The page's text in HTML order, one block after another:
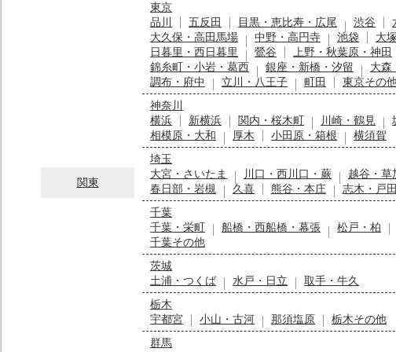
関東
東京
品川
五反田 目黒・恵比寿・広尾 渋谷
大久保・高田馬場
中野・高円寺 池袋 大
日暮里・西日暮里
鶯谷 上野・秋葉原・神田
錦糸町・小岩・葛西
銀座・新橋・汐留 大森
調布・府中
立川・八王子 町田
東京その
神奈川
横浜
新横浜 関内・桜木町 川崎・鶴見
相模原・大和
厚木 小田原・箱根
横須賀
埼玉
大宮・さいたま
川口・西川口・蕨 越谷・草
春日部・岩槻
久喜 熊谷・本庄
志木・戸田
千葉
千葉・栄町
船橋・西船橋・幕張 松戸・柏
千葉その他
茨城
土浦・つくば
水戸・日立
取手・牛久
栃木
宇都宮
小山・古河 那須塩原
栃木その他
群馬